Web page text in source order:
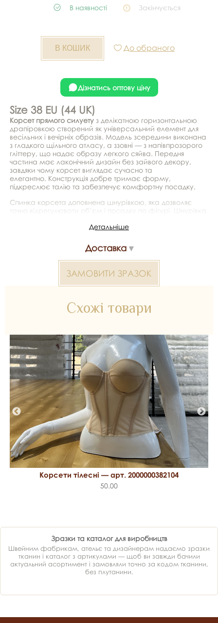
В наявності Закінчується
До обраного
Дізнатись оптову ціну
Size 38 EU (44 UK)
Корсет прямого силуету з делікатною горизонтальною
драпіровкою створений як універсальний елемент для
весільних і вечірніх образів. Модель зсередини виконана
з гладкого щільного атласу, а ззовні — з напівпрозорого
гліттеру, що надає образу легкого сяйва. Передня
частина має лаконічний дизайн без зайвого декору,
завдяки чому корсет виглядає сучасно та
елегантно. Конструкція добре тримає форму,
підкреслює талію та забезпечує комфортну посадку.
Спинка корсета доповнена шнурівкою, яка дозволяє
точно відрегулювати об’єм і посадку по фігурі. Шнурівка
корсетного акценту. Це ідеальний вибір для наречених,
Без стрічки для шнурівки
Для додаткової інформації — зв’яжіться з менеджером
Корсети 2000000385617 — матеріал для весільних
Детальніше
Доставка
ЗАМОВИТИ ЗРАЗОК
Схожі товари
Корсети тілесні — арт. 2000000382104
50.00
Зразки та каталог для виробництв
Швейним фабрикам, ательє та дизайнерам надаємо зразки
тканин і каталог з артикулами — щоб ви завжди бачили
актуальний асортимент і замовляли точно за кодом тканини,
без плутанини.